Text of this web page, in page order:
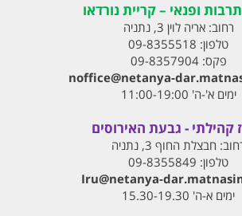
ופנאי – קריית נורדאו
רחוב:אריה לוין 3, נתניה
טלפון: 09-8355518
פקס:09-8357904
noffice@netanya-
ימים א'-ה' 11:00-19:00
קהילתי - גבעת האירוסים
חבצלת החוף 3, נתניה
טלפון: 09-8355849
Iru@netanya-
ימים א-ה' 15.30-19.30